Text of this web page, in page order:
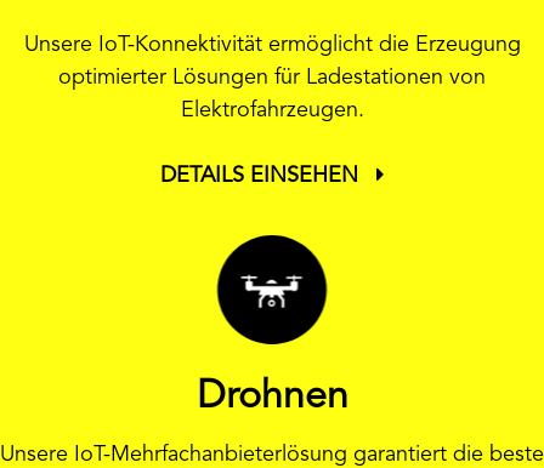
Unsere IoT-Konnektivität ermöglicht die Erzeugung
optimierter Lösungen für Ladestationen von
Elektrofahrzeugen.
DETAILS EINSEHEN
Drohnen
Unsere IoT-Mehrfachanbieterlösung garantiert die beste